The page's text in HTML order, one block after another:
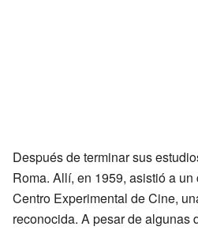
Después de terminar sus
Roma. Allí, en 1959, asistió a
Centro Experimental de Cine,
reconocida. A pesar de algunas